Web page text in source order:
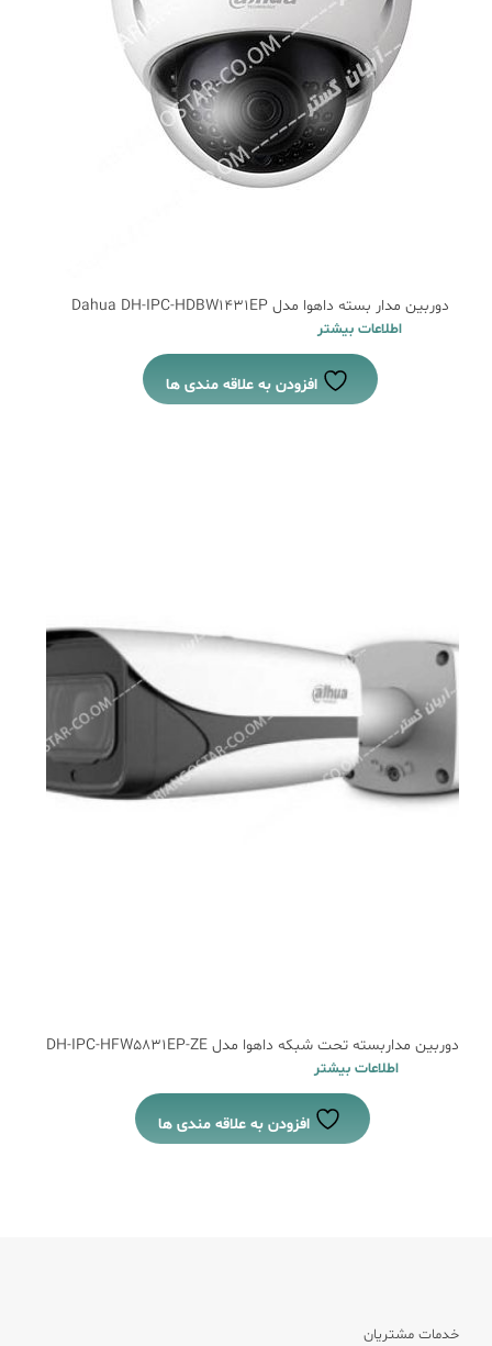
دوربین مدار بسته داهوا مدل Dahua DH-IPC-HDBW1431EP
اطلاعات بیشتر
افزودن به علاقه مندی ها
دوربین مداربسته تحت شبکه داهوا مدل DH-IPC-HFW5831EP-ZE
اطلاعات بیشتر
افزودن به علاقه مندی ها
خدمات مشتریان